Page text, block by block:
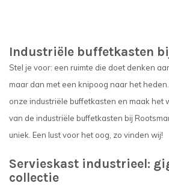
Industriële buffetkasten
Stel je voor: een ruimte die doet denken
maar dan met een knipoog naar het
onze industriële buffetkasten en maak het
van de industriële buffetkasten bij
uniek. Een lust voor het oog, zo vinden wij!
Servieskast industrieel:
collectie